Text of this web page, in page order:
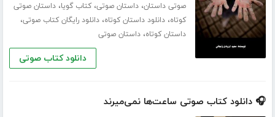
صوتی داستان،داستان صوتی،کتاب گویا،داستان صوتی
کوتاه،دانلود داستان کوتاه،دانلود رایگان کتاب صوتی،
داستان کوتاه،داستان صوتی
دانلود کتاب صوتی
🎧 دانلود کتاب صوتی ساعت‌ها نمی‌میرند